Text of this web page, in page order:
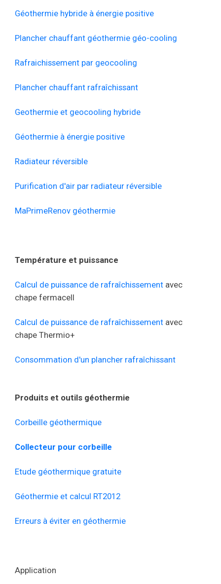
Géothermie hybride à énergie positive
Plancher chauffant géothermie géo-cooling
Rafraichissement par geocooling
Plancher chauffant rafraîchissant
Geothermie et geocooling hybride
Géothermie à énergie positive
Radiateur réversible
Purification d'air par radiateur réversible
MaPrimeRenov géothermie
Température et puissance
Calcul de puissance de rafraîchissement avec
chape fermacell
Calcul de puissance de rafraîchissement avec
chape Thermio+
Consommation d'un plancher rafraîchissant
Produits et outils géothermie
Corbeille géothermique
Collecteur pour corbeille
Etude géothermique gratuite
Géothermie et calcul RT2012
Erreurs à éviter en géothermie
Application